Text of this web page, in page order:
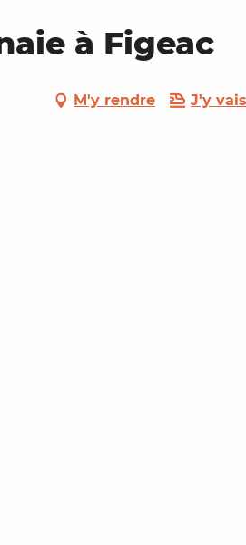
à Figeac
M'y rendre J'y